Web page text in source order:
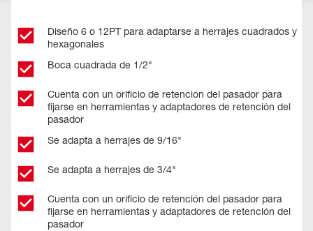
Diseño 6 o 12PT para adaptarse a herrajes cuadrados y
hexagonales
Boca cuadrada de 1/2"
Cuenta con un orificio de retención del pasador para
fijarse en herramientas y adaptadores de retención del
pasador
Se adapta a herrajes de 9/16"
Se adapta a herrajes de 3/4"
Cuenta con un orificio de retención del pasador para
fijarse en herramientas y adaptadores de retención del
pasador